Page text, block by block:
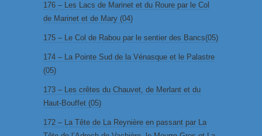
176 – Les Lacs de Marinet et du Roure par le Col
de Marinet et de Mary (04)
175 – Le Col de Rabou par le sentier des Bancs(05)
174 – La Pointe Sud de la Vénasque et le Palastre
(05)
173 – Les crêtes du Chauvet, de Merlant et du
Haut-Bouffet (05)
172 – La Tête de La Reynière en passant par La